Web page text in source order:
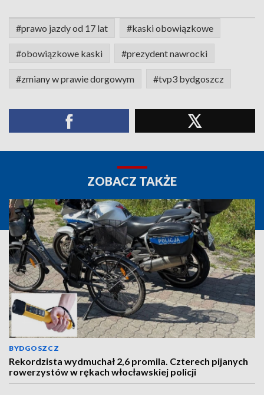
#prawo jazdy od 17 lat #kaski obowiązkowe
#obowiązkowe kaski #prezydent nawrocki
#zmiany w prawie dorgowym #tvp3 bydgoszcz
ZOBACZ TAKŻE
BYDGOSZCZ
Rekordzista wydmuchał 2,6 promila. Czterech pijanych
rowerzystów w rękach włocławskiej policji